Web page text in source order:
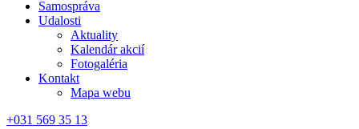
Samospráva
Udalosti
Aktuality
Kalendár akcií
Fotogaléria
Kontakt
Mapa webu
+031 569 35 13